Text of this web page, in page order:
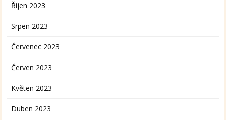
Říjen 2023
Srpen 2023
Červenec 2023
Červen 2023
Květen 2023
Duben 2023